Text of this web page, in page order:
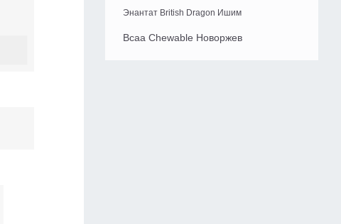
Энантат British Dragon Ишим
Bcaa Chewable Новоржев